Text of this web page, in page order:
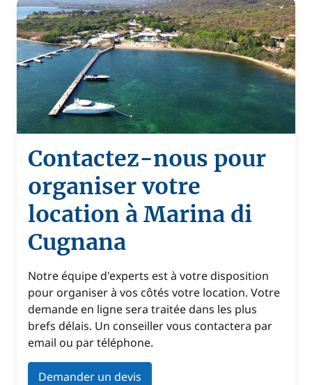
Contactez-nous pour
organiser votre
location à Marina di
Cugnana
Notre équipe d'experts est à votre disposition
pour organiser à vos côtés votre location. Votre
demande en ligne sera traitée dans les plus
brefs délais. Un conseiller vous contactera par
email ou par téléphone.
Demander un devis